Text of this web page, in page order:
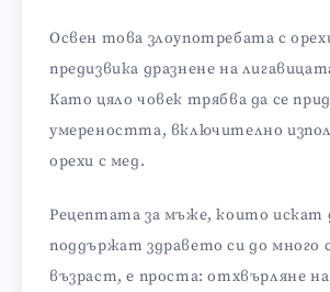
Освен това злоупотребата с
предизвика дразнене на
Като цяло човек трябва да се
умереността, включително
орехи с мед.
Рецептата за мъже, които искат
поддържат здравето си до много
възраст, е проста: отхвърляне на